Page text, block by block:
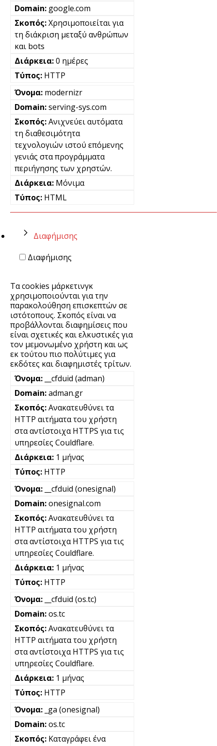
google.com
Χρησιμοποιείται για
τη διάκριση μεταξύ ανθρώπων
και bots
0 ημέρες
HTTP
modernizr
serving-sys.com
Ανιχνεύει αυτόματα
τη διαθεσιμότητα
τεχνολογιών ιστού επόμενης
γενιάς στα προγράμματα
περιήγησης των χρηστών.
Μόνιμα
HTML
Διαφήμισης
Διαφήμισης
Τα cookies μάρκετινγκ
χρησιμοποιούνται για την
παρακολούθηση επισκεπτών σε
ιστότοπους. Σκοπός είναι να
προβάλλονται διαφημίσεις που
είναι σχετικές και ελκυστικές για
τον μεμονωμένο χρήστη και ως
εκ τούτου πιο πολύτιμες για
εκδότες και διαφημιστές τρίτων.
__cfduid (adman)
adman.gr
Ανακατευθύνει τα
HTTP αιτήματα του χρήστη
στα αντίστοιχα HTTPS για τις
υπηρεσίες Couldflare.
1 μήνας
HTTP
__cfduid (onesignal)
onesignal.com
Ανακατευθύνει τα
HTTP αιτήματα του χρήστη
στα αντίστοιχα HTTPS για τις
υπηρεσίες Couldflare.
1 μήνας
HTTP
__cfduid (os.tc)
os.tc
Ανακατευθύνει τα
HTTP αιτήματα του χρήστη
στα αντίστοιχα HTTPS για τις
υπηρεσίες Couldflare.
1 μήνας
HTTP
_ga (onesignal)
os.tc
Καταγράφει ένα